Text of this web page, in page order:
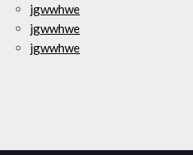
jgwwhwe
jgwwhwe
jgwwhwe